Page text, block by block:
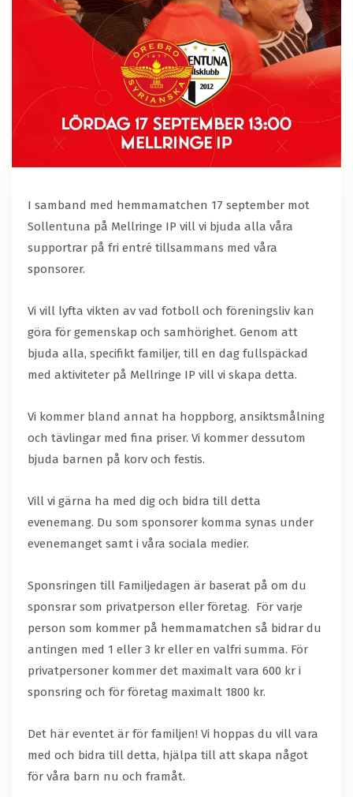
I samband med hemmamatchen 17 september mot
Sollentuna på Mellringe IP vill vi bjuda alla våra
supportrar på fri entré tillsammans med våra
sponsorer.
Vi vill lyfta vikten av vad fotboll och föreningsliv kan
göra för gemenskap och samhörighet. Genom att
bjuda alla, specifikt familjer, till en dag fullspäckad
med aktiviteter på Mellringe IP vill vi skapa detta.
Vi kommer bland annat ha hoppborg, ansiktsmålning
och tävlingar med fina priser. Vi kommer dessutom
bjuda barnen på korv och festis.
Vill vi gärna ha med dig och bidra till detta
evenemang. Du som sponsorer komma synas under
evenemanget samt i våra sociala medier.
Sponsringen till Familjedagen är baserat på om du
sponsrar som privatperson eller företag. För varje
person som kommer på hemmamatchen så bidrar du
antingen med 1 eller 3 kr eller en valfri summa. För
privatpersoner kommer det maximalt vara 600 kr i
sponsring och för företag maximalt 1800 kr.
Det här eventet är för familjen! Vi hoppas du vill vara
med och bidra till detta, hjälpa till att skapa något
för våra barn nu och framåt.